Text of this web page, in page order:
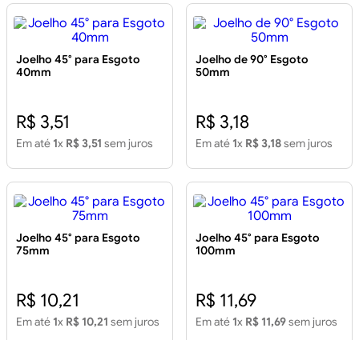
Joelho 45° para Esgoto
40mm
R$ 3,51
Em até 1x R$ 3,51 sem juros
Joelho de 90° Esgoto
50mm
R$ 3,18
Em até 1x R$ 3,18sem juros
Joelho 45° para Esgoto
75mm
R$ 10,21
Em até 1x R$ 10,21 sem juros
Joelho 45° para Esgoto
100mm
R$ 11,69
Em até 1x R$ 11,69sem juros